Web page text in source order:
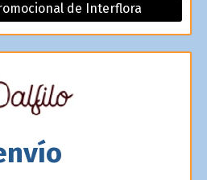
de Interflora